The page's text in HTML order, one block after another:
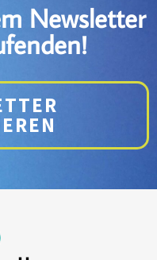
Newsletter